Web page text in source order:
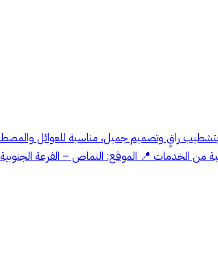
بتشطيب راقٍ وتصميم جميل، مناسبة للعوائل
الخدمات 📍 الموقع: النماص – الفرعة